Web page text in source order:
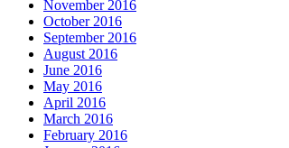
November 2016
October 2016
September 2016
August 2016
June 2016
May 2016
April 2016
March 2016
February 2016